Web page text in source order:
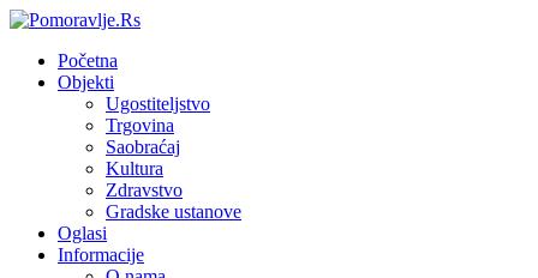
Početna
Objekti
Ugostiteljstvo
Trgovina
Saobraćaj
Kultura
Zdravstvo
Gradske ustanove
Oglasi
Informacije